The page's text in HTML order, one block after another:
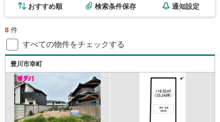
おすすめ順 検索条件保存 通知設定
8 件
すべての物件をチェックする
豊川市幸町